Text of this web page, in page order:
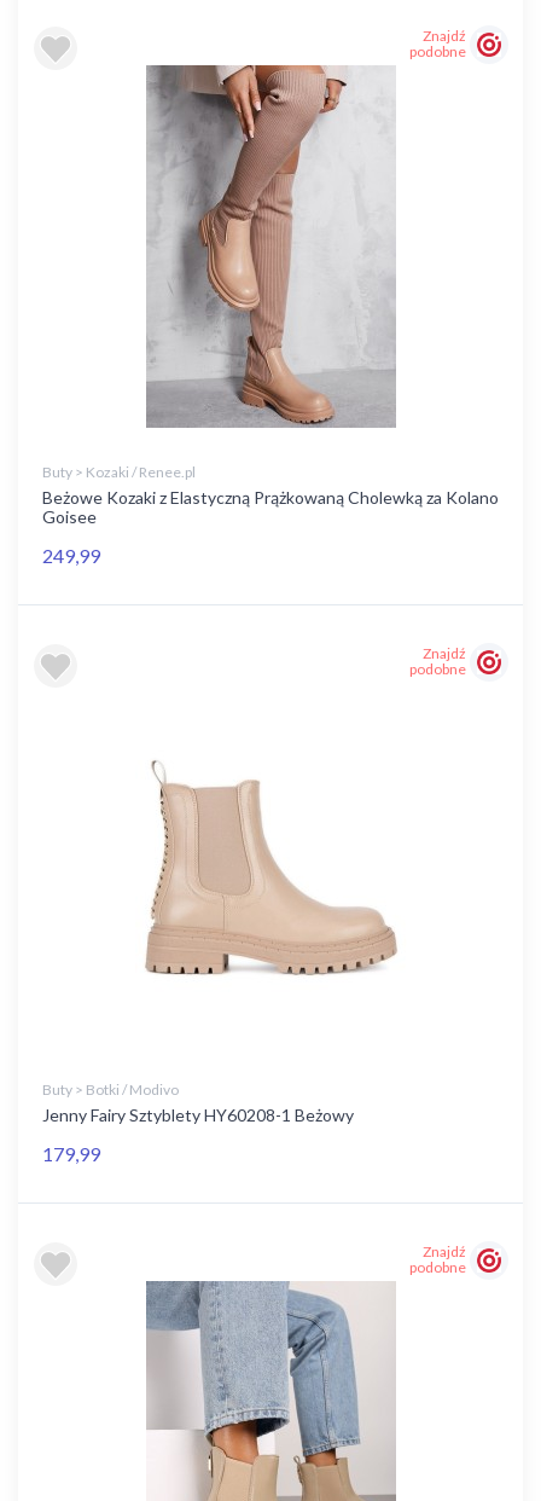
Znajdź
podobne
Buty > Kozaki / Renee.pl
Beżowe Kozaki z Elastyczną Prążkowaną Cholewką za Kolano
Goisee
249,99
Znajdź
podobne
Buty > Botki / Modivo
Jenny Fairy Sztyblety HY60208-1 Beżowy
179,99
Znajdź
podobne